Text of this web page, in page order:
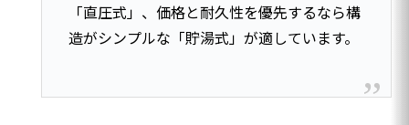
「直圧式」、価格と耐久性を優先するなら構
造がシンプルな「貯湯式」が適しています。